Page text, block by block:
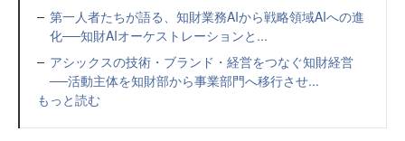
第一人者たちが語る、知財業務AIから戦略領域AIへの進
化──知財AIオーケストレーションと...
アシックスの技術・ブランド・経営をつなぐ知財経営
──活動主体を知財部から事業部門へ移行させ...
もっと読む